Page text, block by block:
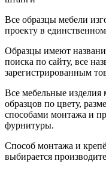
Все образцы мебели
проекту в
Образцы имеют
поиска по сайту, все
зарегистрированным
Все мебельные изделия
образцов по цвету,
способами монтажа и
фурнитуры.
Способ монтажа и
выбирается